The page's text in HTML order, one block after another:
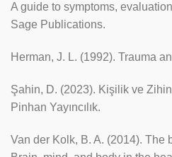
A guide to symptoms,
Sage Publications.
Herman, J. L. (1992). Trauma
Şahin, D. (2023). Kişilik ve
Pinhan Yayıncılık.
Van der Kolk, B. A. (2014). The